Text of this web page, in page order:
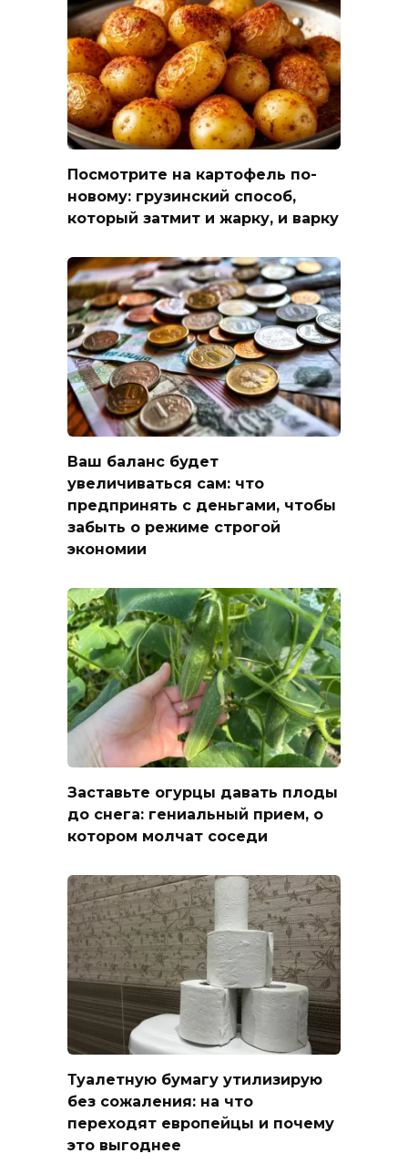
Посмотрите на картофель по-
новому: грузинский способ,
который затмит и жарку, и варку
Ваш баланс будет
увеличиваться сам: что
предпринять с деньгами, чтобы
забыть о режиме строгой
экономии
Заставьте огурцы давать плоды
до снега: гениальный прием, о
котором молчат соседи
Туалетную бумагу утилизирую
без сожаления: на что
переходят европейцы и почему
это выгоднее